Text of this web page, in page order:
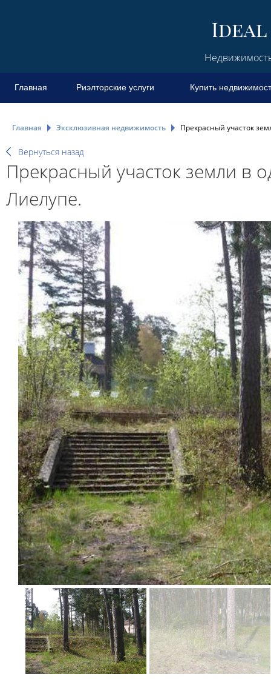
Главная Риэлторские услуги Купить
Главная Эксклюзивная недвижимость Прекрасный участок
Вернуться назад
Прекрасный участок земли в
Лиелупе.